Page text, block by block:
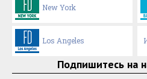
New York
Los Angeles
Подпишитесь на